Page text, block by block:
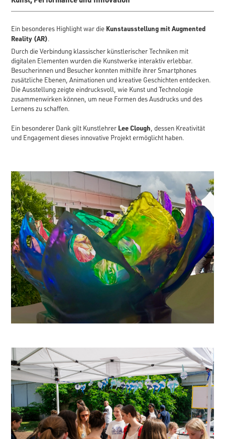
Ein besonderes Highlight war die Kunstausstellung mit Augmented
Reality (AR).
Durch die Verbindung klassischer künstlerischer Techniken mit
digitalen Elementen wurden die Kunstwerke interaktiv erlebbar.
Besucherinnen und Besucher konnten mithilfe ihrer Smartphones
zusätzliche Ebenen, Animationen und kreative Geschichten entdecken.
Die Ausstellung zeigte eindrucksvoll, wie Kunst und Technologie
zusammenwirken können, um neue Formen des Ausdrucks und des
Lernens zu schaffen.
Ein besonderer Dank gilt Kunstlehrer Lee Clough, dessen Kreativität
und Engagement dieses innovative Projekt ermöglicht haben.